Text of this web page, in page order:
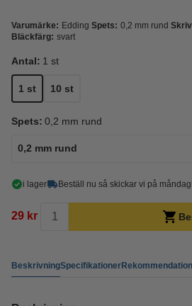
Varumärke: Edding Spets: 0,2 mm rund
Bläckfärg: svart
Antal: 1 st
1 st 10 st
Spets: 0,2 mm rund
0,2 mm rund
i lager Beställ nu så skickar vi på måndag!
29 kr
BeskrivningSpecifikationer